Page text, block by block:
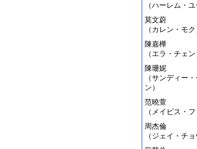
（ハーレム・ユ
莫文蔚
（カレン・モク
陳嘉樺
（エラ・チェン
陳珊妮
（サンディー
ン）
范曉萱
（メイビス・フ
周杰倫
（ジェイ・チョ